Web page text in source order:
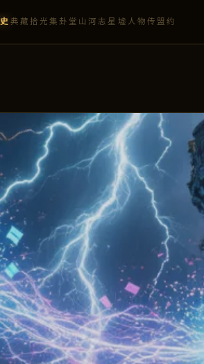
典藏 拾光集卦堂 山河志 星墟 人物传 盟约